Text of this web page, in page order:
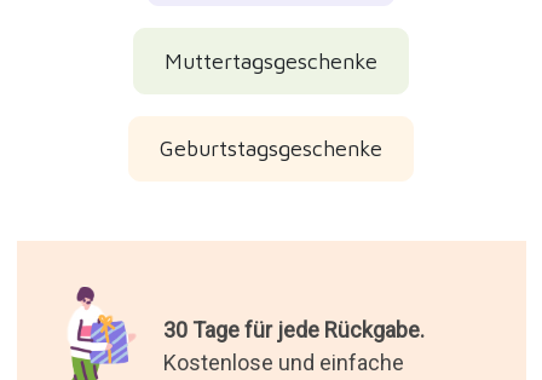
Muttertagsgeschenke
Geburtstagsgeschenke
30 Tage für jede Rückgabe.
Kostenlose und einfache